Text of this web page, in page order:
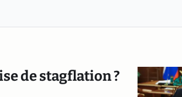
de stagflation ?